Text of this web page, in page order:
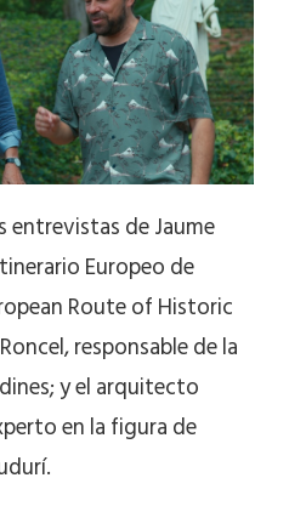
entrevistas de Jaume
Europeo de
Route of Historic
responsable de la
y el arquitecto
en la figura de